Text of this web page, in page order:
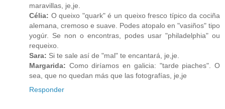
maravillas, je,je.
Célia: O queixo "quark" é un queixo fresco típico da cociña
alemana, cremoso e suave. Podes atopalo en "vasiños" tipo
yogúr. Se non o encontras, podes usar "philadelphia" ou
requeixo.
Sara: Si te sale así de "mal" te encantará, je,je.
Margarida: Como diríamos en galicia: "tarde piaches". O
sea, que no quedan más que las fotografías, je,je
Responder